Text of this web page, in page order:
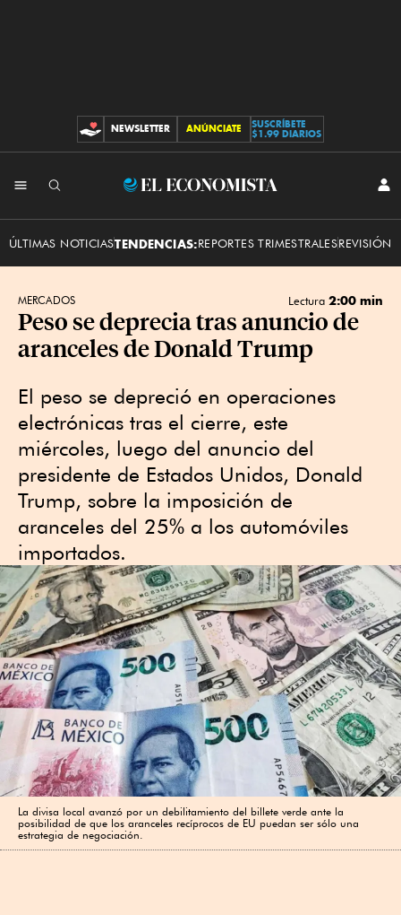
CONTRIBUCIONES
NEWSLETTER ANÚNCIATE
SUSCRÍBETE
$1.99 DIARIOS
El
ÚLTIMAS NOTICIASTENDENCIAS:REPORTES TRIMESTRALESREVISIÓN
MERCADOS Lectura 2:00 min
Peso se deprecia tras anuncio de
aranceles de Donald Trump
El peso se depreció en operaciones
electrónicas tras el cierre, este
miércoles, luego del anuncio del
presidente de Estados Unidos, Donald
Trump, sobre la imposición de
aranceles del 25% a los automóviles
importados.
La divisa local avanzó por un debilitamiento del billete verde ante la
posibilidad de que los aranceles recíprocos de EU puedan ser sólo una
estrategia de negociación.